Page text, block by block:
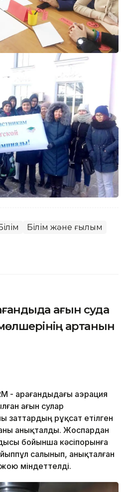
Білім және ғылым
ағын суда
артқанын
- Қарағандыдағы аэрация
ағын сулар
заттардың рұқсат етілген
анықталды. Жоспардан
бойынша кәсіпорынға
салынып, анықталған
міндеттелді.